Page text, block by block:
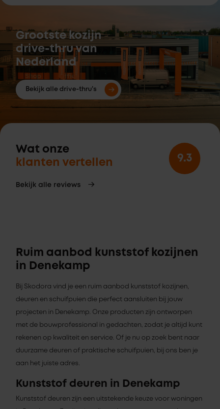
Grootste kozijn
drive-thru van
Nederland
Bekijk alle drive-thru's
Wat onze
klanten vertellen
Bekijk alle reviews
9.3
Ruim aanbod kunststof kozijnen
in Denekamp
Bij Skodora vind je een ruim aanbod kunststof kozijnen,
deuren en schuifpuien die perfect aansluiten bij jouw
projecten in Denekamp. Onze producten zijn ontworpen
met de bouwprofessional in gedachten, zodat je altijd kunt
rekenen op kwaliteit en service. Of je nu op zoek bent naar
duurzame deuren of praktische schuifpuien, bij ons ben je
aan het juiste adres.
Kunststof deuren in Denekamp
Kunststof deuren zijn een uitstekende keuze voor woningen